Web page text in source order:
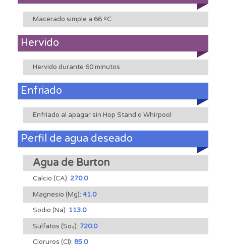
Macerado simple a 66 ºC
Hervido
Hervido durante 60 minutos
Enfriado
Enfriado al apagar sin Hop Stand o Whirpool
Perfil de agua deseado
Agua de Burton
Calcio (CA): 270.0
Magnesio (Mg): 41.0
Sodio (Na): 113.0
Sulfatos (So4): 720.0
Cloruros (Cl): 85.0